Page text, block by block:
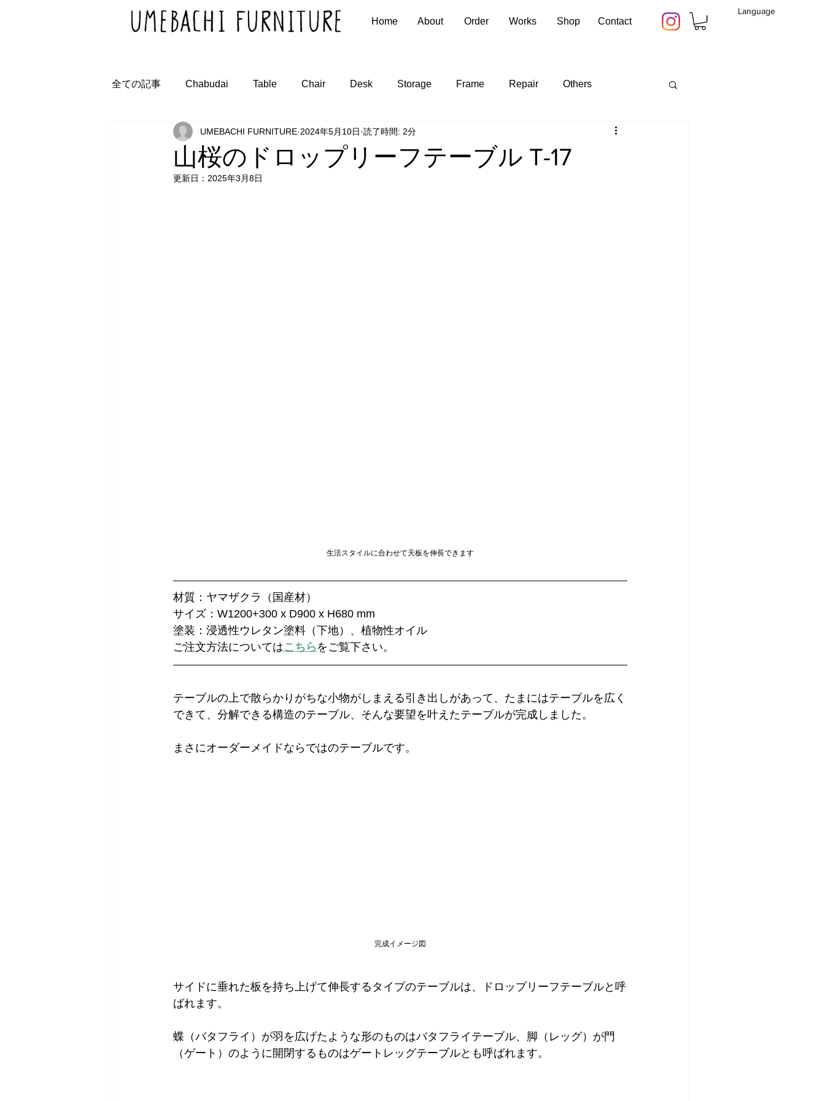
Home About Order Works Shop Contact
Language
全ての記事 Chabudai Table Chair Desk Storage Frame Repair Others
山桜のドロップリーフテーブル T-17
UMEBACHI FURNITURE 2024年5月10日 読了時間: 2分
更新日： 2025年3月8日
生活スタイルに合わせて天板を伸長できます
材質：ヤマザクラ（国産材）
サイズ：W1200+300 x D900 x H680 mm
塗装：浸透性ウレタン塗料（下地）、植物性オイル
ご注文方法についてはこちら をご覧下さい。
テーブルの上で散らかりがちな小物がしまえる引き出しがあって、たまにはテーブルを広く
できて、分解できる構造のテーブル、そんな要望を叶えたテーブルが完成しました。
まさにオーダーメイドならではのテーブルです。
完成イメージ図
サイドに垂れた板を持ち上げて伸長するタイプのテーブルは、ドロップリーフテーブルと呼
ばれます。
蝶（バタフライ）が羽を広げたような形のものはバタフライテーブル、脚（レッグ）が門
（ゲート）のように開閉するものはゲートレッグテーブルとも呼ばれます。